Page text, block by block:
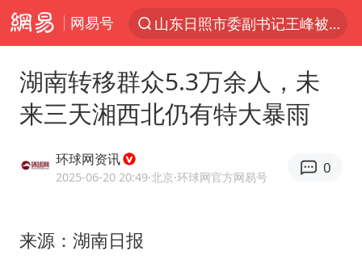
网易号
探寻“技能+”促就业创业新路
店主遭女子“鬼手”换钞
美国退回1000亿美元关税
维持强台风级！白海豚直奔华东沿海
湖南转移群众5.3万余人，未
来三天湘西北仍有特大暴雨
环球网资讯
2025-06-20 20:49·北京·环球网官方网易号
0
来源：湖南日报